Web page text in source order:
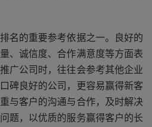
名的重要参考依据之一。良好的
、诚信度、合作满意度等方面表
广公司时，往往会参考其他企业
碑良好的公司，更容易赢得新客
与客户的沟通与合作，及时解决
题，以优质的服务赢得客户的长